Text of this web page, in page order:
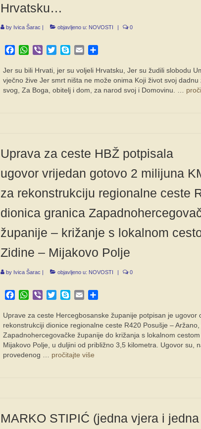
Hrvatsku…
by Ivica Šarac objavljeno u: NOVOSTI 0
Facebook
WhatsApp
Viber TwitterSkypeEmail
Jer su bili Hrvati, jer su voljeli Hrvatsku, Jer su žudili slobodu
vječno žive Jer smrt ništa ne može onima Koji život svoj dadnu
svog, Za Boga, obitelj i dom, za narod svoj i Domovinu. …
Uprava za ceste HBŽ potpisala
ugovor vrijedan gotovo 2 milijuna
za rekonstrukciju regionalne ceste
dionica granica
županije – križanje s lokalnom
Zidine – Mijakovo Polje
by Ivica Šarac | objavljeno u: NOVOSTI | 0
Facebook
WhatsApp
Viber TwitterSkypeEmail
Uprave za ceste Hercegbosanske županije potpisan je ugovor
rekonstrukciji dionice regionalne ceste R420 Posušje –
Zapadnohercegovačke županije do križanja s lokalnom
Mijakovo Polje, u duljini od približno 3,5 kilometra. Ugovor su,
provedenog … pročitajte više
MARKO STIPIĆ (jedna vjera i jedna